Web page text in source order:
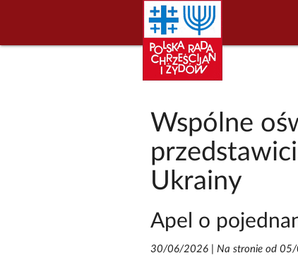
Wspólne
Ukrainy
Apel o
30/06/2026| Na stronie od